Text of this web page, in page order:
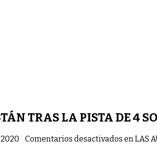
TRAS LA PISTA DE 4
Comentarios desactivados en LAS